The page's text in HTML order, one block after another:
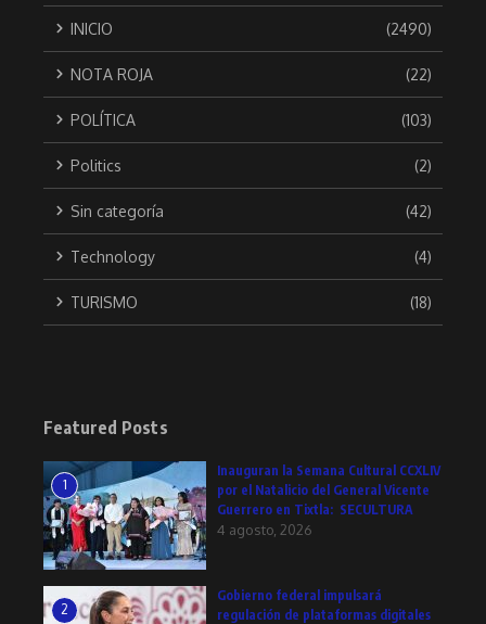
INICIO (2490)
NOTA ROJA (22)
POLÍTICA (103)
Politics (2)
Sin categoría (42)
Technology (4)
TURISMO (18)
Featured Posts
1
Inauguran la Semana Cultural CCXLIV
por el Natalicio del General Vicente
Guerrero en Tixtla: SECULTURA
4 agosto, 2026
2
Gobierno federal impulsará
regulación de plataformas digitales